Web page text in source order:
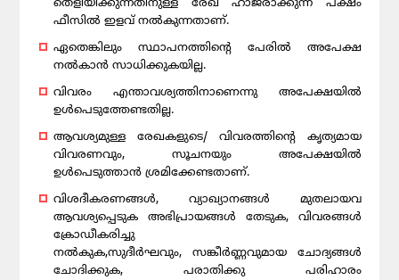
തെളിയിക്കുന്നതിനുള്ള രേഖ ഹാജരാക്കുന്ന പക്ഷം
ഫീസിൽ ഇളവ് നൽകുന്നതാണ്.
ഏതെങ്കിലും സ്ഥാപനത്തിന്റെ പേരിൽ അപേക്ഷ
നൽകാൻ സാധിക്കുകയില്ല.
വിവരം എന്താവശ്യത്തിനാണെന്നു അപേക്ഷയിൽ
ഉൾപെടുത്തേണ്ടതില്ല.
ആവശ്യമുള്ള രേഖകളുടെ/ വിവരത്തിന്റെ കൃത്യമായ
വിവരണവും, സൂചനയും അപേക്ഷയിൽ
ഉൾപെടുത്താൻ ശ്രമിക്കേണ്ടതാണ്.
വിശദീകരണങ്ങൾ, വ്യാഖ്യാനങ്ങൾ മുതലായവ
ആവശ്യപ്പെടുക അഭിപ്രായങ്ങൾ തേടുക, വിവരങ്ങൾ
ക്രോഡീകരിച്ചു
നൽകുക,സുദീർഘവും, സങ്കീർണ്ണവുമായ ചോദ്യങ്ങൾ
ചോദിക്കുക, പരാതിക്കു പരിഹാരം